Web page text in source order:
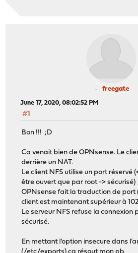
freegate
June 17, 2020, 08:02:52 PM
#1
Bon !!! ;D
Ca venait bien de OPNsense. Le
derrière un NAT.
Le client NFS utilise un port réservé
être ouvert que par root -> sécurisé)
OPNsense fait la traduction de port
client est maintenant supérieur à
Le serveur NFS refuse la connexion
sécurisé.
En mettant l'option insecure dans